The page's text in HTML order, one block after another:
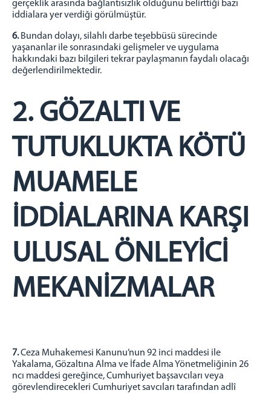
gerçeklik arasında bağlantısızlık olduğunu belirttiği bazı
iddialara yer verdiği görülmüştür.
6.Bundan dolayı, silahlı darbe teşebbüsü sürecinde
yaşananlar ile sonrasındaki gelişmeler ve uygulama
hakkındaki bazı bilgileri tekrar paylaşmanın faydalı olacağı
değerlendirilmektedir.
2. GÖZALTI VE
TUTUKLUKTA KÖTÜ
MUAMELE
İDDİALARINA KARŞI
ULUSAL ÖNLEYİCİ
MEKANİZMALAR
7.Ceza Muhakemesi Kanunu’nun 92 inci maddesi ile
Yakalama, Gözaltına Alma ve İfade Alma Yönetmeliğinin 26
ncı maddesi gereğince, Cumhuriyet başsavcıları veya
görevlendirecekleri Cumhuriyet savcıları tarafından adlî